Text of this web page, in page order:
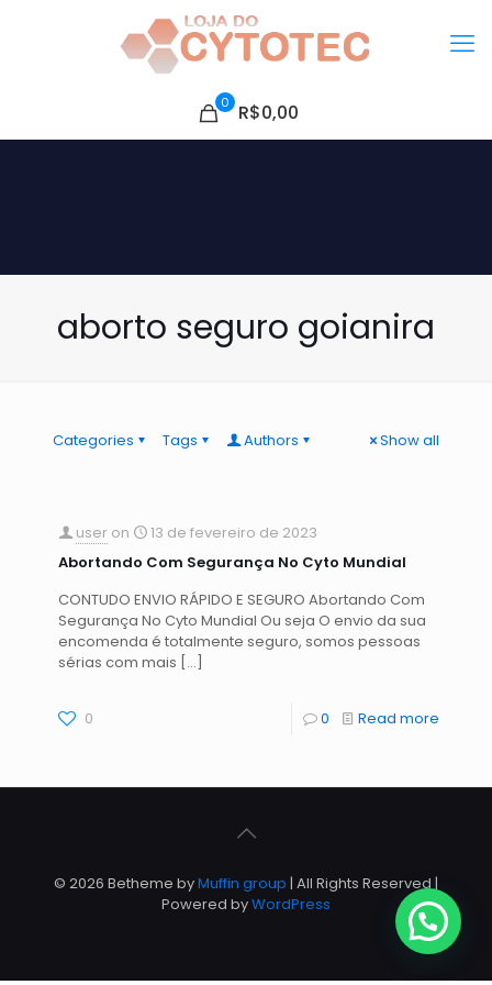
0 R$0,00
aborto seguro goianira
Categories Tags Authors Show all
user on
13 de fevereiro de 2023
Abortando Com Segurança No Cyto Mundial
CONTUDO ENVIO RÁPIDO E SEGURO Abortando Com
Segurança No Cyto Mundial Ou seja O envio da sua
encomenda é totalmente seguro, somos pessoas
sérias com mais […]
0 0 Read more
© 2026 Betheme byMuffin group | All Rights Reserved |
Powered byWordPress